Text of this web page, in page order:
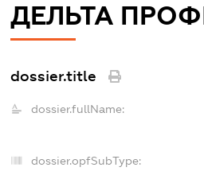
ДЕЛЬТА
dossier.title
dossier.fullName:
dossier.opfSubType: